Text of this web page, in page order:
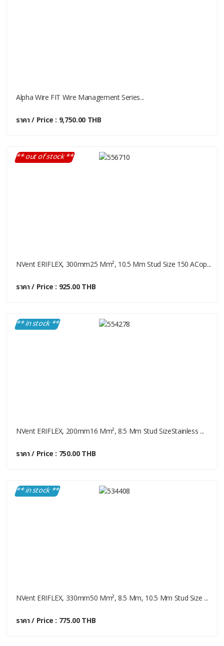
Alpha Wire FIT Wire Management Series...
ราคา / Price : 9,750.00 THB
** out of stock **
NVent ERIFLEX, 300mm25 Mm², 10.5 Mm Stud Size 150 ACop...
ราคา / Price : 925.00 THB
** in stock **
NVent ERIFLEX, 200mm16 Mm², 8.5 Mm Stud SizeStainless ...
ราคา / Price : 750.00 THB
** in stock **
NVent ERIFLEX, 330mm50 Mm², 8.5 Mm, 10.5 Mm Stud Size ...
ราคา / Price : 775.00 THB